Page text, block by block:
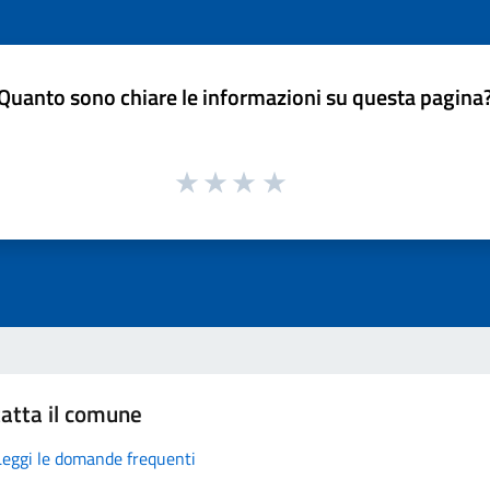
sono chiare le informazioni su questa
il comune
le domande frequenti